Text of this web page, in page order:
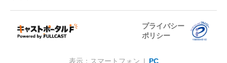
プライバシー
ポリシー
表示：スマートフォン | PC